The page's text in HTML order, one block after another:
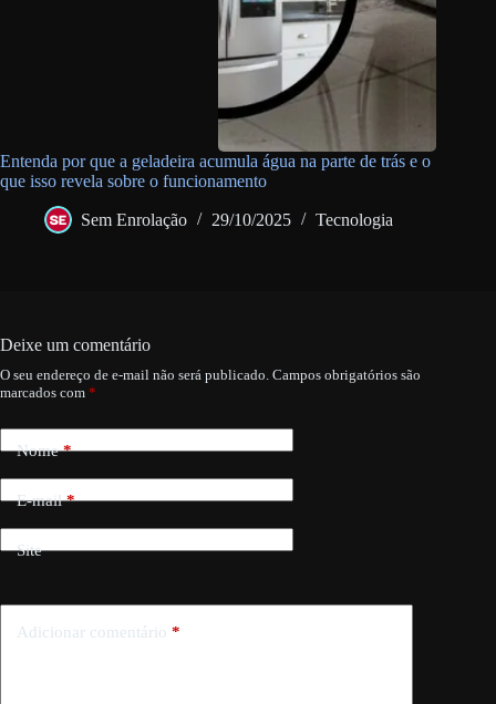
Entenda por que a geladeira acumula água na parte de trás e o
que isso revela sobre o funcionamento
Sem Enrolação 29/10/2025 Tecnologia
Deixe um comentário
O seu endereço de e-mail não será publicado. Campos obrigatórios são
marcados com *
Nome*
E-mail*
Site
Adicionar comentário *